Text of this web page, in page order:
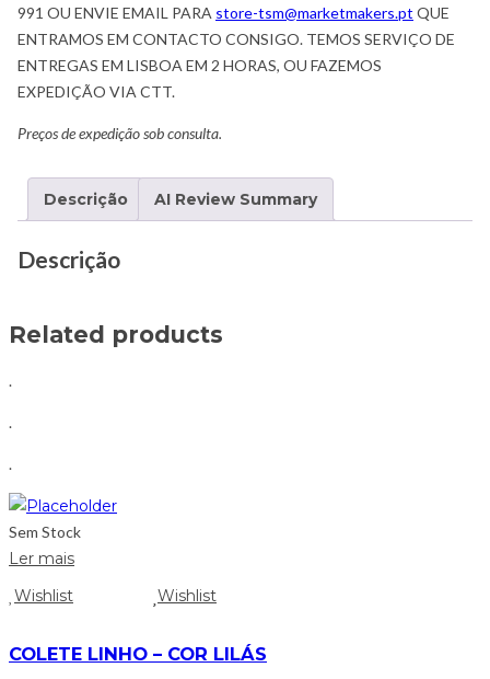
991 OU ENVIE EMAIL PARA store-tsm@marketmakers.pt QUE
ENTRAMOS EM CONTACTO CONSIGO. TEMOS SERVIÇO DE
ENTREGAS EM LISBOA EM 2 HORAS, OU FAZEMOS
EXPEDIÇÃO VIA CTT.
Preços de expedição sob consulta.
Descrição AI Review Summary
Descrição
Related products
.
.
.
Sem Stock
Ler mais
Wishlist
Wishlist
COLETE LINHO – COR LILÁS